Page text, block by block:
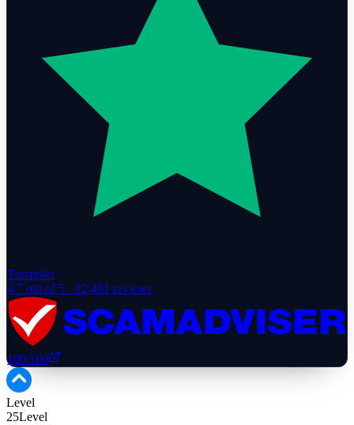
Trustpilot
4.7 out of 5 · 12,431 reviews
100/100
Level
25Level